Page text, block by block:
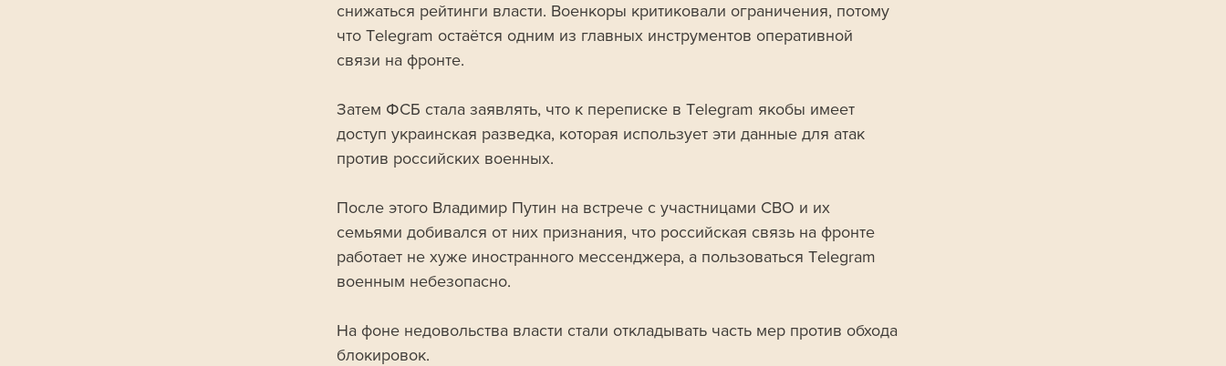
снижаться рейтинги власти. Военкоры критиковали ограничения, потому
что Telegram остаётся одним из главных инструментов оперативной
связи на фронте.
Затем ФСБ стала заявлять, что к переписке в Telegram якобы имеет
доступ украинская разведка, которая использует эти данные для атак
против российских военных.
После этого Владимир Путин на встрече с участницами СВО и их
семьями добивался от них признания, что российская связь на фронте
работает не хуже иностранного мессенджера, а пользоваться Telegram
военным небезопасно.
На фоне недовольства власти стали откладывать часть мер против обхода
блокировок.